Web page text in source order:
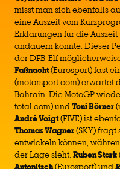
misst man sich ebenfalls
eine Auszeit vom
Erklärungen für die
andauern könnte. Dieser
der DFB-Elf
Faßnacht(Eurosport) fast
(motorsport.com) erwartet
Bahrain. Die MotoGP
total.com) undToni Börner
André Voigt(FIVE) ist
Thomas Wagner(SKY)
entwickeln können,
der Lage sieht.Ruben Stark
Antonitsch(Eurosport) und